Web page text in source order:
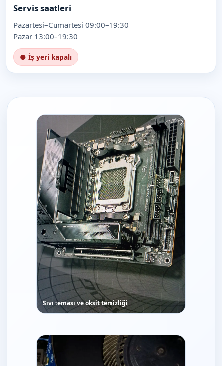
Servis saatleri
Pazartesi–Cumartesi 09:00–19:30
Pazar 13:00–19:30
● İş yeri kapalı
Sıvı teması ve oksit temizliği